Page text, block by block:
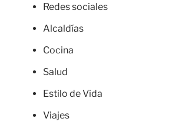
Redes sociales
Alcaldías
Cocina
Salud
Estilo de Vida
Viajes